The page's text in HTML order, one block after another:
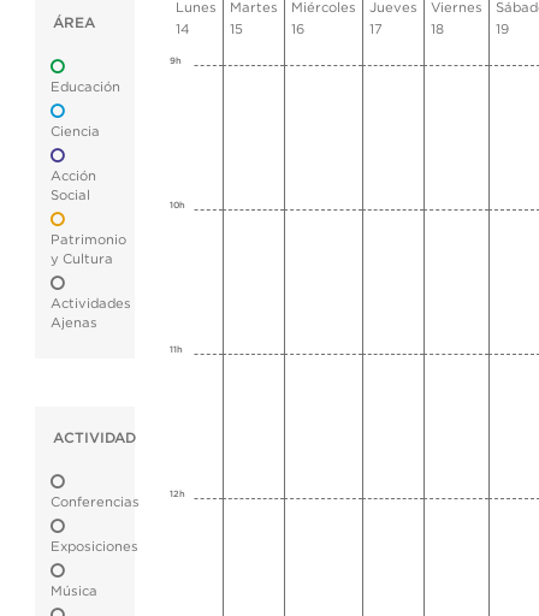
ÁREA
Educación
Ciencia
Acción
Social
Patrimonio
y Cultura
Actividades
Ajenas
ACTIVIDAD
Conferencias
Exposiciones
Música
Lunes
14
Martes
15
Miércoles
16
Jueves
17
Viernes
18
19
9h
10h
11h
12h